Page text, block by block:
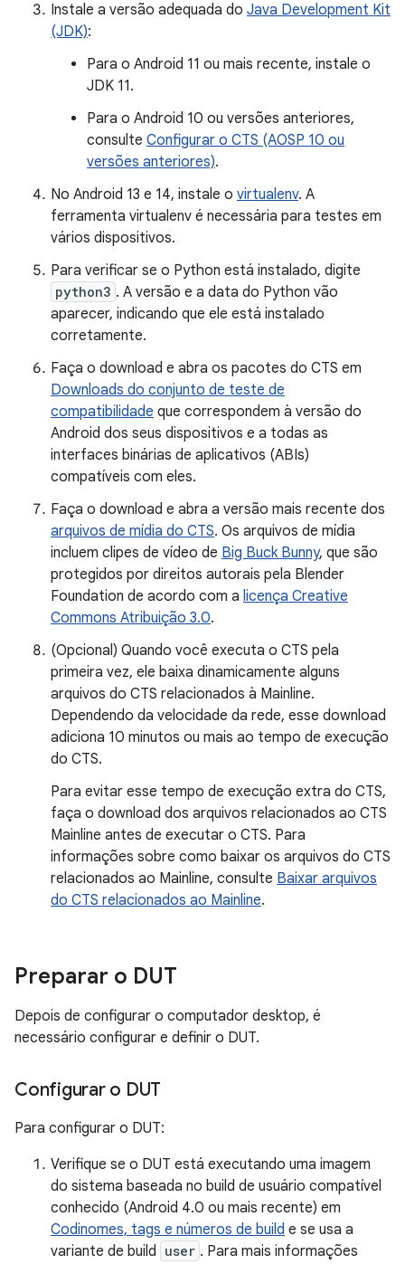
Instale a versão adequada do Java Development Kit
(JDK):
Para o Android 11 ou mais recente, instale o
JDK 11.
Para o Android 10 ou versões anteriores,
consulte Configurar o CTS (AOSP 10 ou
versões anteriores).
No Android 13 e 14, instale o virtualenv. A
ferramenta virtualenv é necessária para testes em
vários dispositivos.
Para verificar se o Python está instalado, digite
python3 . A versão e a data do Python vão
aparecer, indicando que ele está instalado
corretamente.
Faça o download e abra os pacotes do CTS em
Downloads do conjunto de teste de
compatibilidade que correspondem à versão do
Android dos seus dispositivos e a todas as
interfaces binárias de aplicativos (ABIs)
compatíveis com eles.
Faça o download e abra a versão mais recente dos
arquivos de mídia do CTS. Os arquivos de mídia
incluem clipes de vídeo de Big Buck Bunny, que são
protegidos por direitos autorais pela Blender
Foundation de acordo com a licença Creative
Commons Atribuição 3.0.
(Opcional) Quando você executa o CTS pela
primeira vez, ele baixa dinamicamente alguns
arquivos do CTS relacionados à Mainline.
Dependendo da velocidade da rede, esse download
adiciona 10 minutos ou mais ao tempo de execução
do CTS.
Para evitar esse tempo de execução extra do CTS,
faça o download dos arquivos relacionados ao CTS
Mainline antes de executar o CTS. Para
informações sobre como baixar os arquivos do CTS
relacionados ao Mainline, consulte Baixar arquivos
do CTS relacionados ao Mainline.
Preparar o DUT
Depois de configurar o computador desktop, é
necessário configurar e definir o DUT.
Configurar o DUT
Para configurar o DUT:
Verifique se o DUT está executando uma imagem
do sistema baseada no build de usuário compatível
conhecido (Android 4.0 ou mais recente) em
Codinomes, tags e números de build e se usa a
variante de build user . Para mais informações